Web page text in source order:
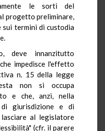
le sorti del
progetto preliminare,
sui termini di custodia
deve innanzitutto
impedisce l'effetto
n. 15 della legge
non si occupa
e che, anzi, nella
giurisdizione e di
al legislatore
(cfr. il parere